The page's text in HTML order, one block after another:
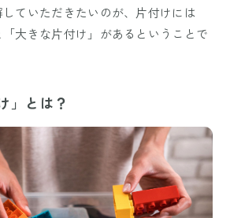
ていただきたいのが、片付けには
「大きな片付け」があるということで
」とは？